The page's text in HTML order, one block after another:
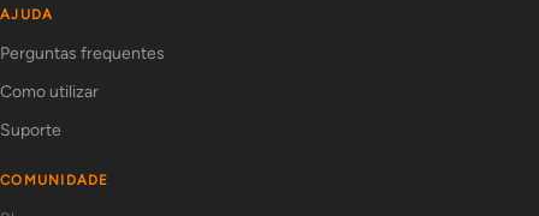
AJUDA
Perguntas frequentes
Como utilizar
Suporte
COMUNIDADE